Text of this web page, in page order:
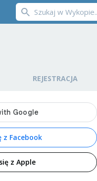
REJESTRACJA
z Facebook
z Apple